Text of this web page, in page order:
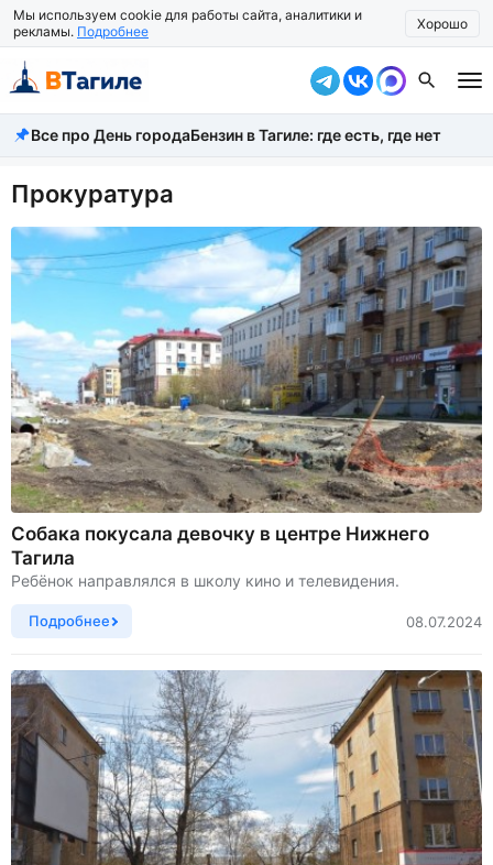
Мы используем cookie для работы сайта, аналитики и
рекламы. Подробнее Хорошо
Все новости
Происшествия
Город
Власть
Жизнь
Экономика
Общество
Рассказать новость
Все про День городаБензин в Тагиле: где есть, где нет
Прокуратура
Собака покусала девочку в центре Нижнего
Тагила
Ребёнок направлялся в школу кино и телевидения.
Подробнее 08.07.2024